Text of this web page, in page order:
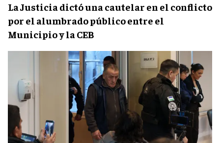
La Justicia dictó una cautelar en el conflicto
por el alumbrado público entre el
Municipio y la CEB